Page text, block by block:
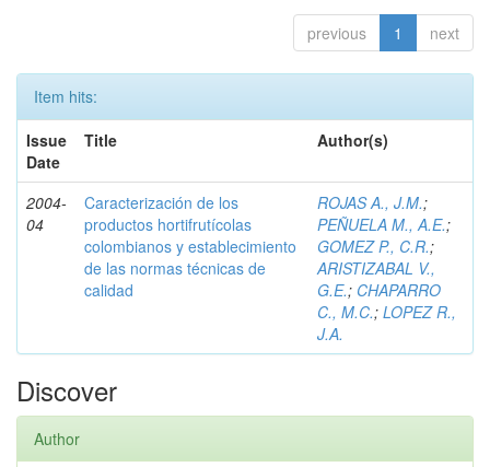
previous 1 next
Item hits:
Issue
Date
Title Author(s)
2004-
04
Caracterización de los
productos hortifrutícolas
colombianos y establecimiento
de las normas técnicas de
calidad
ROJAS A., J.M.;
PEÑUELA M., A.E.;
GOMEZ P., C.R.;
ARISTIZABAL V.,
G.E.; CHAPARRO
C., M.C.; LOPEZ R.,
J.A.
Discover
Author